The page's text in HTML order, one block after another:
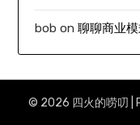
bob on聊聊商业
© 2026 四火的唠叨